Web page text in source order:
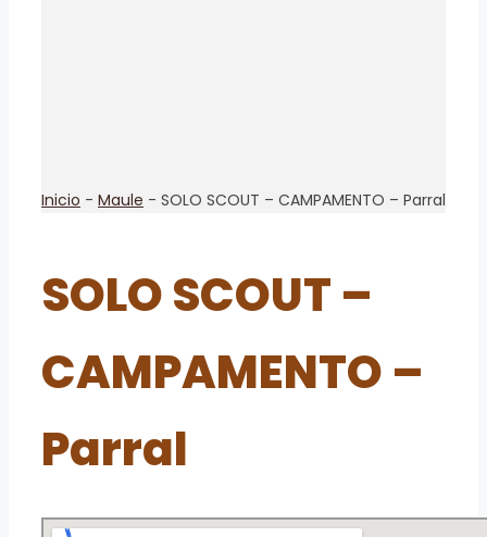
Inicio - Maule - SOLO SCOUT – CAMPAMENTO – Parral
SOLO SCOUT –
CAMPAMENTO –
Parral